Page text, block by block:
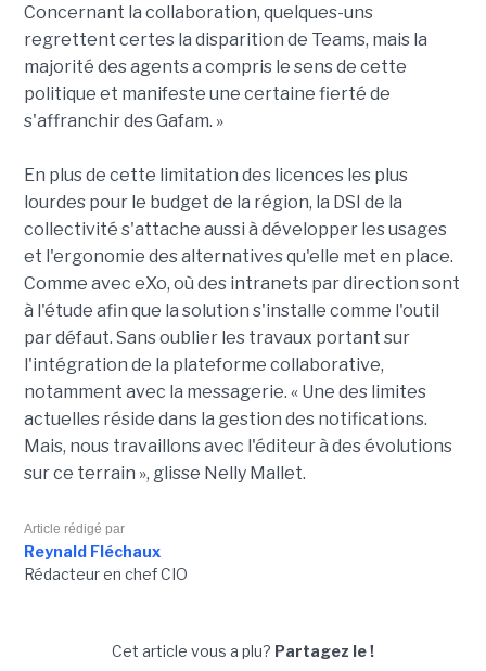
Concernant la collaboration, quelques-uns
regrettent certes la disparition de Teams, mais la
majorité des agents a compris le sens de cette
politique et manifeste une certaine fierté de
s'affranchir des Gafam. »
En plus de cette limitation des licences les plus
lourdes pour le budget de la région, la DSI de la
collectivité s'attache aussi à développer les usages
et l'ergonomie des alternatives qu'elle met en place.
Comme avec eXo, où des intranets par direction sont
à l'étude afin que la solution s'installe comme l'outil
par défaut. Sans oublier les travaux portant sur
l'intégration de la plateforme collaborative,
notamment avec la messagerie. « Une des limites
actuelles réside dans la gestion des notifications.
Mais, nous travaillons avec l'éditeur à des évolutions
sur ce terrain », glisse Nelly Mallet.
Article rédigé par
Reynald Fléchaux
Rédacteur en chef CIO
Cet article vous a plu? Partagez le !